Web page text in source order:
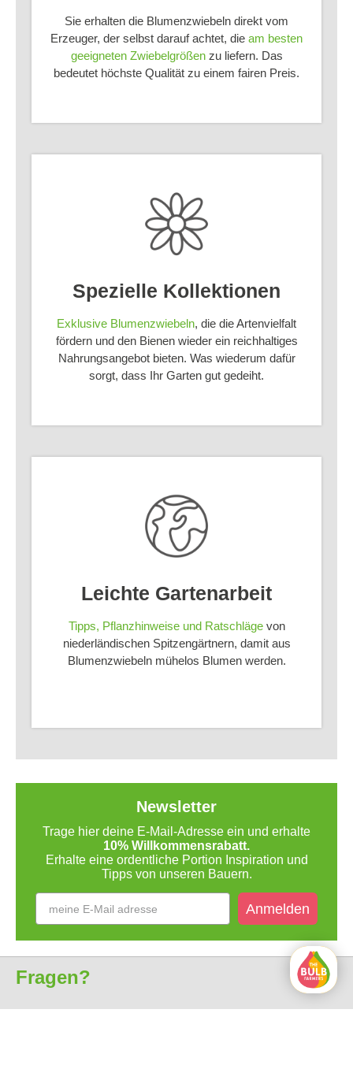
Sie erhalten die Blumenzwiebeln direkt vom
Erzeuger, der selbst darauf achtet, die am besten
geeigneten Zwiebelgrößenzu liefern. Das
bedeutet höchste Qualität zu einem fairen Preis.
Spezielle Kollektionen
Exklusive Blumenzwiebeln, die die Artenvielfalt
fördern und den Bienen wieder ein reichhaltiges
Nahrungsangebot bieten. Was wiederum dafür
sorgt, dass Ihr Garten gut gedeiht.
Leichte Gartenarbeit
Tipps, Pflanzhinweise und Ratschlägevon
niederländischen Spitzengärtnern, damit aus
Blumenzwiebeln mühelos Blumen werden.
Newsletter
Trage hier deine E-Mail-Adresse ein und erhalte
10% Willkommensrabatt.
Erhalte eine ordentliche Portion Inspiration und
Tipps von unseren Bauern.
Anmelden
Fragen?